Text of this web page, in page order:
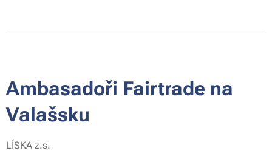
Ambasadoři Fairtrade na
Valašsku
LÍSKA z.s.